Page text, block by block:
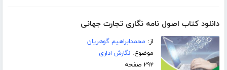
دانلود کتاب اصول نامه نگاری تجارت جهانی
از: محمدابراهیم گوهریان
موضوع:نگارش اداری
۲۹۲ صفحه